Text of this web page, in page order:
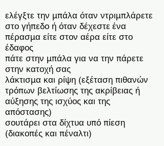
ελέγξτε την μπάλα όταν ντριμπλάρετε
στο γήπεδο ή όταν δέχεστε ένα
πέρασμα είτε στον αέρα είτε στο
έδαφος
πάτε στην μπάλα για να την πάρετε
στην κατοχή σας
λάκτισμα και ρίψη (εξέταση πιθανών
τρόπων βελτίωσης της ακρίβειας ή
αύξησης της ισχύος και της
απόστασης)
σουτάρει στα δίχτυα υπό πίεση
(διακοπές και πέναλτι)